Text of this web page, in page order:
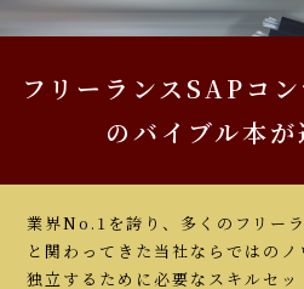
フリーランスSAPコ
のバイブル本が
業界No.1を誇り、多くのフリー
と関わってきた当社ならではのノ
独立するために必要なスキルセ